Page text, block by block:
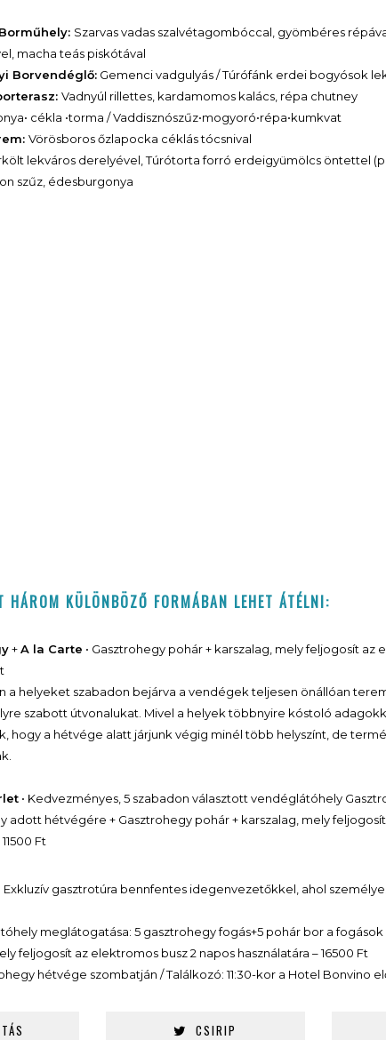
Szarvas vadas szalvétagombóccal, gyömbéres
macha teás piskótával
Borvendéglő: Gemenci vadgulyás / Túrófánk erdei bogyósok
Vadnyúl rillettes, kardamomos kalács, répa chutney
cékla •torma / Vaddisznószűz•mogyoró•répa•kumkvat
Vörösboros őzlapocka céklás tócsnival
lekváros derelyével, Túrótorta forró erdeigyümölcs öntettel
szűz, édesburgonya
HÁROM KÜLÖNBÖZŐ FORMÁBAN LEHET ÁTÉLNI:
+A la Carte • Gasztrohegy pohár + karszalag, mely feljogosít az
a helyeket szabadon bejárva a vendégek teljesen önállóan
szabott útvonalukat. Mivel a helyek többnyire kóstoló
hogy a hétvége alatt járjunk végig minél több helyszínt, de
• Kedvezményes, 5 szabadon választott vendéglátóhely
adott hétvégére + Gasztrohegy pohár + karszalag, mely
Ft
Exkluzív gasztrotúra bennfentes idegenvezetőkkel, ahol
meglátogatása: 5 gasztrohegy fogás+5 pohár bor a
feljogosít az elektromos busz 2 napos használatára – 16500 Ft
hétvége szombatján / Találkozó: 11:30-kor a Hotel Bonvino
CSIRIP